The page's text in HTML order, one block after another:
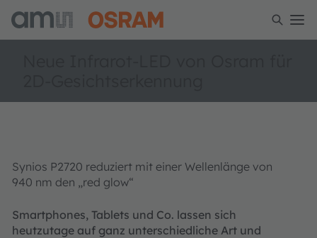
Synios P2720 reduziert mit einer Wellenlänge von
940 nm den „red glow“
Smartphones, Tablets und Co. lassen sich
heutzutage auf ganz unterschiedliche Art und